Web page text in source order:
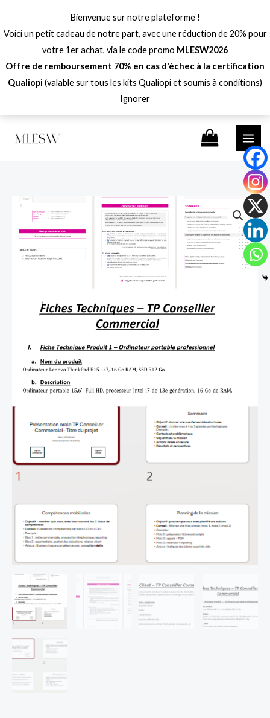
Bienvenue sur notre plateforme !
Voici un petit cadeau de notre part, avec une réduction de 20% pour
votre 1er achat, via le code promo MLESW2026
Offre de remboursement 70% en cas d'échec à la certification
Qualiopi (valable sur tous les kits Qualiopi et soumis à conditions)
Ignorer
contenu
quantité
Pack
Dossier
Conseiller